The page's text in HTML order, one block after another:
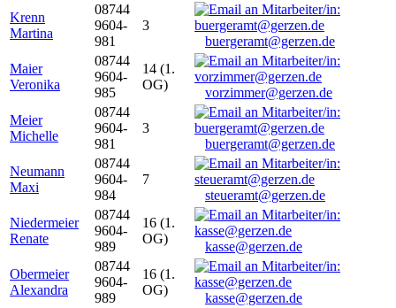
Krenn
Martina
08744
9604-
981
3
buergeramt@gerzen.de
Maier
Veronika
08744
9604-
985
14 (1.
OG)
vorzimmer@gerzen.de
Meier
Michelle
08744
9604-
981
3
buergeramt@gerzen.de
Neumann
Maxi
08744
9604-
984
7
steueramt@gerzen.de
Niedermeier
Renate
08744
9604-
989
16 (1.
OG)
kasse@gerzen.de
Obermeier
Alexandra
08744
9604-
989
16 (1.
OG)
kasse@gerzen.de